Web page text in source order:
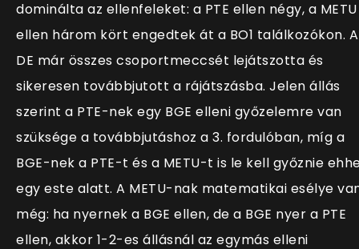
dominálta az ellenfeleket: a PTE ellen négy, a METU
ellen három kört engedtek át a BO1 találkozókon. A
DE már összes csoportmeccsét lejátszotta és
sikeresen továbbjutott a rájátszásba. Jelen állás
szerint a PTE-nek egy BGE elleni győzelemre van
szüksége a továbbjutáshoz a 3. fordulóban, míg a
BGE-nek a PTE-t és a METU-t is le kell győznie
egy este alatt. A METU-nak matematikai esélye
még: ha nyernek a BGE ellen, de a BGE nyer a PTE
ellen, akkor 1-2-es állásnál az egymás elleni